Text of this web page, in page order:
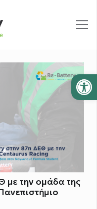
με την ομάδα της